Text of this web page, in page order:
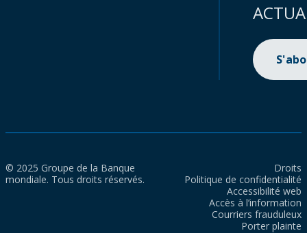
© 2025 Groupe de la Banque
mondiale. Tous droits réservés.
Droits
Politique de confidentialité
Accessibilité web
Accès à l’information
Courriers frauduleux
Porter plainte